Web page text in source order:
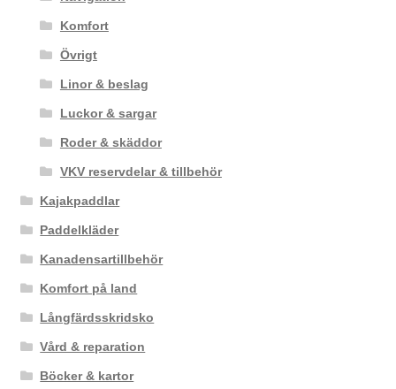
Komfort
Övrigt
Linor & beslag
Luckor & sargar
Roder & skäddor
VKV reservdelar & tillbehör
Kajakpaddlar
Paddelkläder
Kanadensartillbehör
Komfort på land
Långfärdsskridsko
Vård & reparation
Böcker & kartor